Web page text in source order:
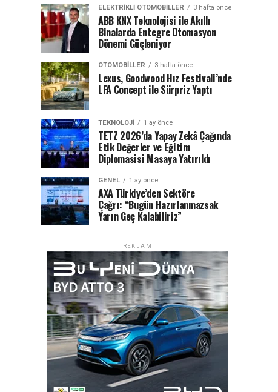
ELEKTRIKLI OTOMOBILLER 3 hafta önce
ABB KNX Teknolojisi ile Akıllı
Binalarda Entegre Otomasyon
Dönemi Güçleniyor
OTOMOBILLER 3 hafta önce
Lexus, Goodwood Hız Festivali’nde
LFA Concept ile Sürpriz Yaptı
TEKNOLOJI 1 ay önce
TETZ 2026’da Yapay Zekâ Çağında
Etik Değerler ve Eğitim
Diplomasisi Masaya Yatırıldı
GENEL 1 ay önce
AXA Türkiye’den Sektöre
Çağrı: “Bugün Hazırlanmazsak
Yarın Geç Kalabiliriz”
REKLAM